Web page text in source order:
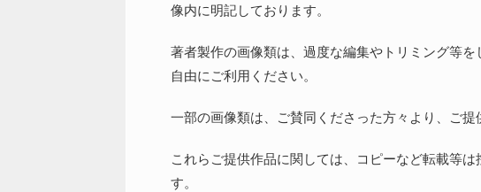
像内に明記しております。
著者製作の画像類は、過度な編集やトリミング等
自由にご利用ください。
一部の画像類は、ご賛同くださった方々より、ご提
これらご提供作品に関しては、コピーなど転載等
す。